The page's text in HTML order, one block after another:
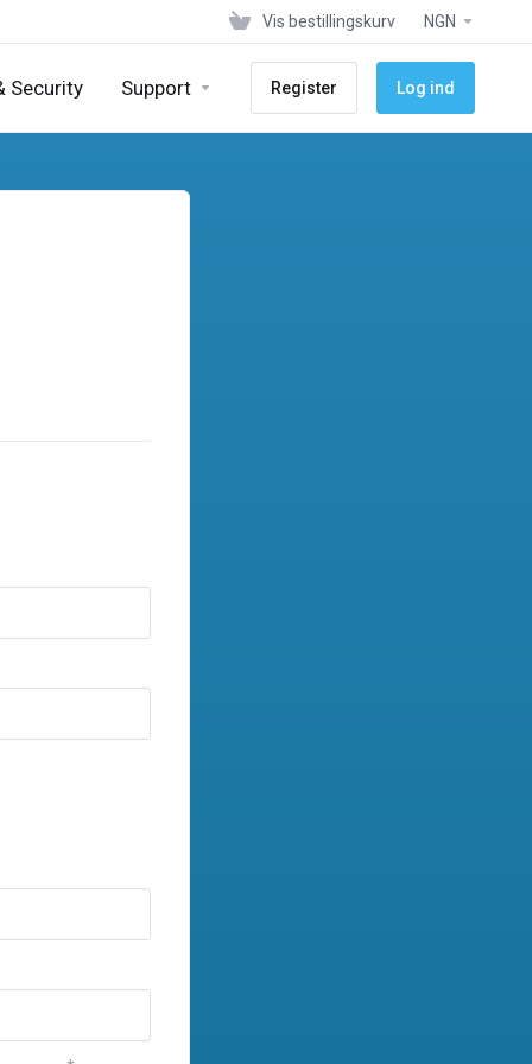
Vis bestillingskurv NGN
Security Support Register Log ind